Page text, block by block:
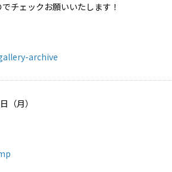
チェックお願いいたします！
archive
（月）